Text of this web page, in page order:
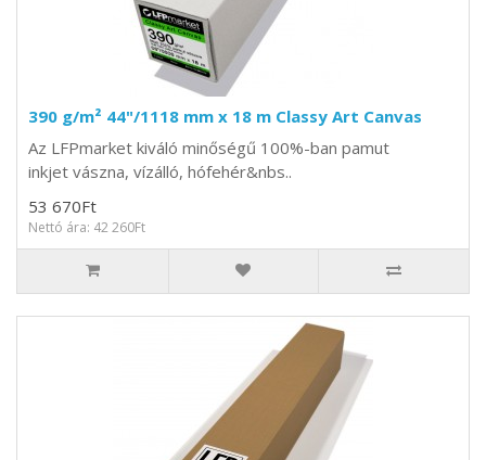
390 g/m² 44"/1118 mm x 18 m Classy Art Canvas
Az LFPmarket kiváló minőségű 100%-ban pamut
inkjet vászna, vízálló, hófehér&nbs..
53 670Ft
Nettó ára: 42 260Ft